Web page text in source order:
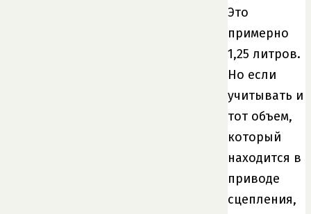
Это
примерно
1,25 литров.
Но если
учитывать и
тот объем,
который
находится в
приводе
сцепления,